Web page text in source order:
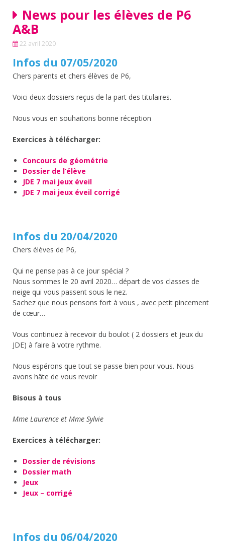
News pour les élèves de P6
A&B
22 avril 2020
Infos du 07/05/2020
Chers parents et chers élèves de P6,
Voici deux dossiers reçus de la part des titulaires.
Nous vous en souhaitons bonne réception
Exercices à télécharger:
Concours de géométrie
Dossier de l’élève
JDE 7 mai jeux éveil
JDE 7 mai jeux éveil corrigé
Infos du 20/04/2020
Chers élèves de P6,
Qui ne pense pas à ce jour spécial ?
Nous sommes le 20 avril 2020… départ de vos classes de
neige qui vous passent sous le nez.
Sachez que nous pensons fort à vous , avec petit pincement
de cœur…
Vous continuez à recevoir du boulot ( 2 dossiers et jeux du
JDE) à faire à votre rythme.
Nous espérons que tout se passe bien pour vous. Nous
avons hâte de vous revoir
Bisous à tous
Mme Laurence et Mme Sylvie
Exercices à télécharger:
Dossier de révisions
Dossier math
Jeux
Jeux – corrigé
Infos du 06/04/2020